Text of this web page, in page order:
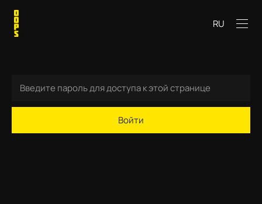
RU
Войти